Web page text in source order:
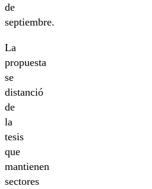
de
septiembre.
La
propuesta
se
distanció
de
la
tesis
que
mantienen
sectores